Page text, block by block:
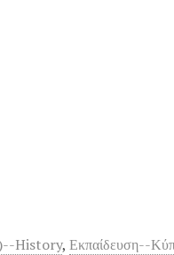
History,Εκπαίδευση--